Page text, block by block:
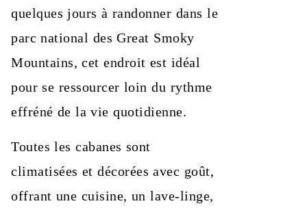
quelques jours à randonner dans le
parc national des Great Smoky
Mountains, cet endroit est idéal
pour se ressourcer loin du rythme
effréné de la vie quotidienne.
Toutes les cabanes sont
climatisées et décorées avec goût,
offrant une cuisine, un lave-linge,